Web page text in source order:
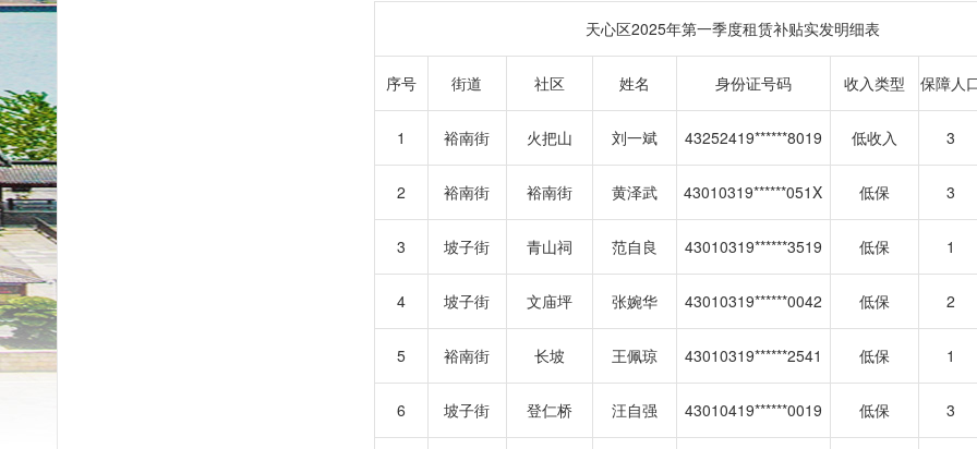
天心区2025年第一季度租赁补贴实发明细表
序号 街道 社区 姓名 身份证号码 收入类型 保障人
1 裕南街 火把山 刘一斌 43252419******8019 低收入 3
2 裕南街 裕南街 黄泽武 43010319******051X 低保 3
3 坡子街 青山祠 范自良 43010319******3519 低保 1
4 坡子街 文庙坪 张婉华 43010319******0042 低保 2
5 裕南街 长坡 王佩琼 43010319******2541 低保 1
6 坡子街 登仁桥 汪自强 43010419******0019 低保 3